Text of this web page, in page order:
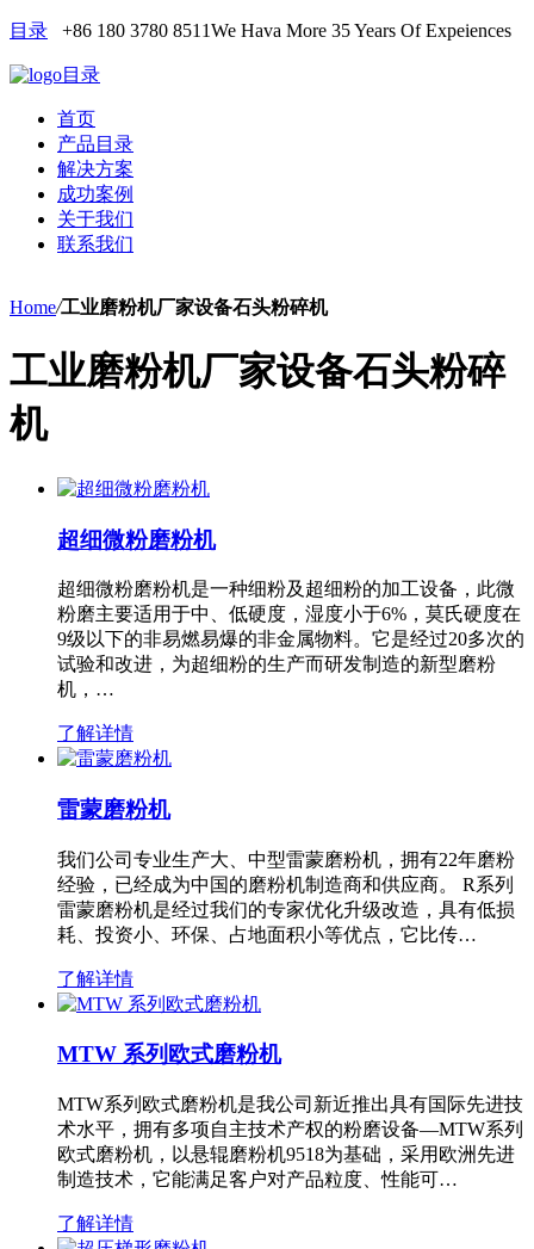
目录 +86 180 3780 8511We Hava More 35 Years Of Expeiences
目录
首页
产品目录
解决方案
成功案例
关于我们
联系我们
Home/工业磨粉机厂家设备石头粉碎机
工业磨粉机厂家设备石头粉碎
机
超细微粉磨粉机
超细微粉磨粉机是一种细粉及超细粉的加工设备，此微
粉磨主要适用于中、低硬度，湿度小于6%，莫氏硬度在
9级以下的非易燃易爆的非金属物料。它是经过20多次的
试验和改进，为超细粉的生产而研发制造的新型磨粉
机，…
了解详情
雷蒙磨粉机
我们公司专业生产大、中型雷蒙磨粉机，拥有22年磨粉
经验，已经成为中国的磨粉机制造商和供应商。 R系列
雷蒙磨粉机是经过我们的专家优化升级改造，具有低损
耗、投资小、环保、占地面积小等优点，它比传…
了解详情
MTW 系列欧式磨粉机
MTW系列欧式磨粉机是我公司新近推出具有国际先进技
术水平，拥有多项自主技术产权的粉磨设备—MTW系列
欧式磨粉机，以悬辊磨粉机9518为基础，采用欧洲先进
制造技术，它能满足客户对产品粒度、性能可…
了解详情